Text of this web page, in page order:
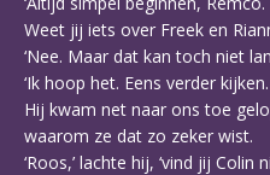
Weet jij iets over Freek en
‘Nee. Maar dat kan toch niet
‘Ik hoop het. Eens verder
Hij kwam net naar ons toe
waarom ze dat zo zeker wist.
‘Roos,’ lachte hij, ‘vind jij Colin